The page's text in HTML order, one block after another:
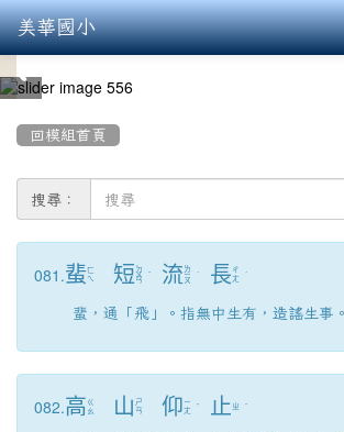
美華國小
回模組首頁
搜尋：
081.蜚 ㄈ
ㄟ
短 ㄉ
ㄨ
ㄢ
ˇ 流 ㄌ
ㄧ
ㄡ
ˊ 長 ㄔ
ㄤ
ˊ
蜚，通「飛」。指無中生有，造謠生事。
082.高 ㄍ
ㄠ
山 ㄕ
ㄢ
仰 ㄧ
ㄤ
ˇ 止 ㄓ ˇ